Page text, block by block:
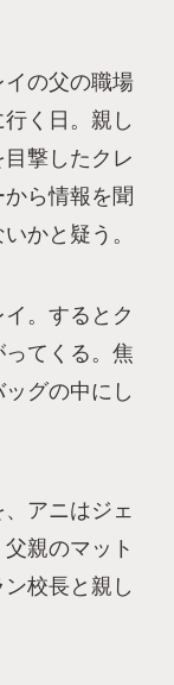
の父の職場
く日。親し
撃したクレ
ら情報を聞
かと疑う。
。するとク
ってくる。焦
グの中にし
アニはジェ
親のマット
校長と親し